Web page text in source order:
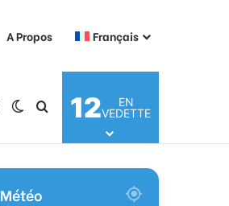
A Propos Français
ConnexionSwitch skin
Rechercher
12
EN
VEDETTE
Météo